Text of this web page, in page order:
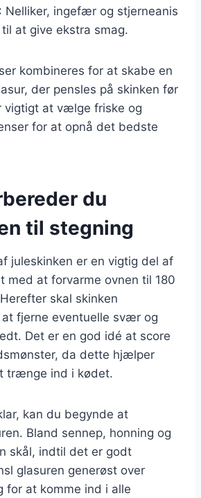
: Nelliker, ingefær og stjerneanis
at give ekstra smag.
kombineres for at skabe en
der pensles på skinken før
vigtigt at vælge friske og
for at opnå det bedste
du
til stegning
juleskinken er en vigtig del af
med at forvarme ovnen til 180
skal skinken
fjerne eventuelle svær og
Det er en god idé at score
da dette hjælper
trænge ind i kødet.
kan du begynde at
Bland sennep, honning og
skål, indtil det er godt
glasuren generøst over
for at komme ind i alle